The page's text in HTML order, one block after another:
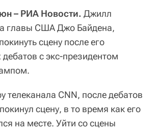
– РИА Новости. Джилл
главы США Джо Байдена,
сцену после его
с экс-президентом
телеканала CNN, после дебатов
сцену, в то время как его
на месте. Уйти со сцены